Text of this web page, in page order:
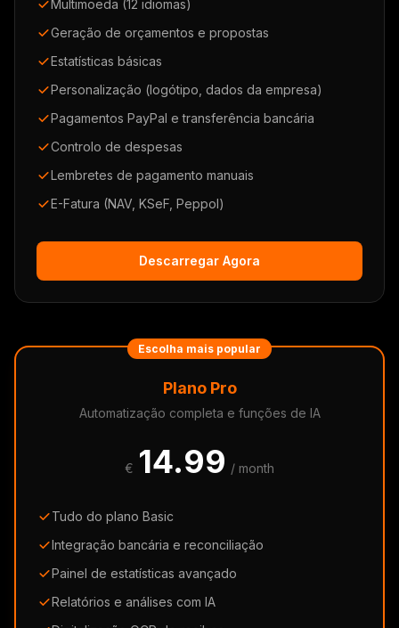
Multimoeda (12 idiomas)
Geração de orçamentos e propostas
Estatísticas básicas
Personalização (logótipo, dados da empresa)
Pagamentos PayPal e transferência bancária
Controlo de despesas
Lembretes de pagamento manuais
E-Fatura (NAV, KSeF, Peppol)
Descarregar Agora
Escolha mais popular
Plano Pro
Automatização completa e funções de IA
€ 14.99 / month
Tudo do plano Basic
Integração bancária e reconciliação
Painel de estatísticas avançado
Relatórios e análises com IA